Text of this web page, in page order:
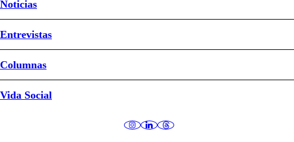
Noticias
Entrevistas
Columnas
Vida Social